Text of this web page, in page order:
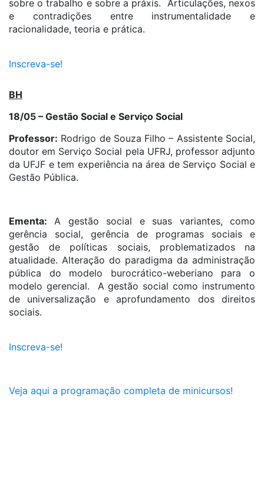
sobre o trabalho e sobre a práxis. Articulações, nexos
e contradições entre instrumentalidade e
racionalidade, teoria e prática.
Inscreva-se!
BH
18/05 – Gestão Social e Serviço Social
Professor: Rodrigo de Souza Filho – Assistente Social,
doutor em Serviço Social pela UFRJ, professor adjunto
da UFJF e tem experiência na área de Serviço Social e
Gestão Pública.
Ementa: A gestão social e suas variantes, como
gerência social, gerência de programas sociais e
gestão de políticas sociais, problematizados na
atualidade. Alteração do paradigma da administração
pública do modelo burocrático-weberiano para o
modelo gerencial. A gestão social como instrumento
de universalização e aprofundamento dos direitos
sociais.
Inscreva-se!
Veja aqui a programação completa de minicursos!